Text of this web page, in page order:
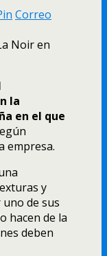
Correo
la
en el que
empresa.
y
de sus
hacen de la
deben